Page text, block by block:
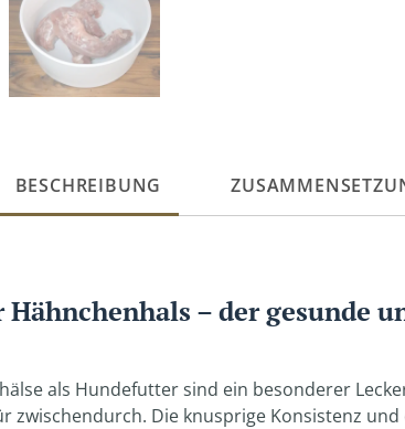
BESCHREIBUNG
– der gesunde
als Hundefutter sind ein besonderer
zwischendurch. Die knusprige Konsistenz